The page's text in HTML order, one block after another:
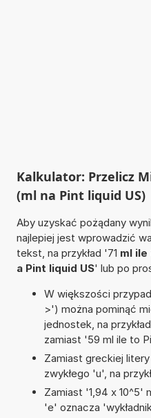
Kalkulator: Przelicz
(ml na Pint liquid US)
Aby uzyskać pożądany
najlepiej jest wprowadzić
tekst, na przykład '71 ml ile
a Pint liquid US' lub po
W większości
>') można pominąć
jednostek, na
zamiast '59 ml ile to
Zamiast greckiej
zwykłego 'u', na
Zamiast '1,94 x 10^5'
'e' oznacza